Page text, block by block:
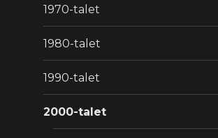
1970-talet
1980-talet
1990-talet
2000-talet